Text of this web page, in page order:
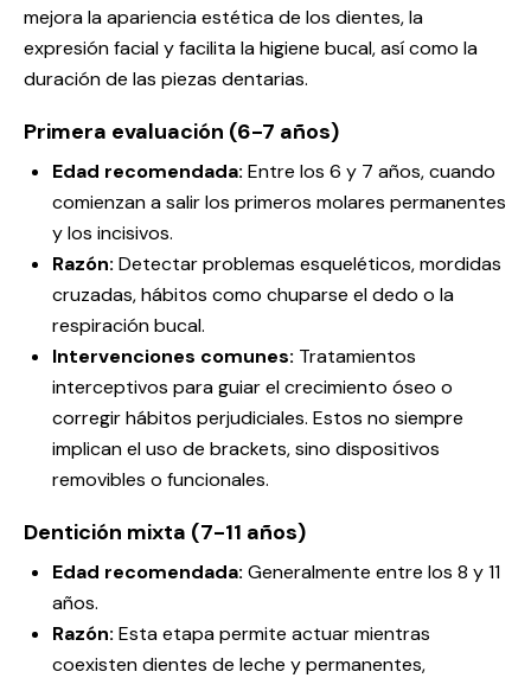
mejora la apariencia estética de los dientes, la
expresión facial y facilita la higiene bucal, así como la
duración de las piezas dentarias.
Primera evaluación (6-7 años)
Edad recomendada: Entre los 6 y 7 años, cuando
comienzan a salir los primeros molares permanentes
y los incisivos.
Razón: Detectar problemas esqueléticos, mordidas
cruzadas, hábitos como chuparse el dedo o la
respiración bucal.
Intervenciones comunes: Tratamientos
interceptivos para guiar el crecimiento óseo o
corregir hábitos perjudiciales. Estos no siempre
implican el uso de brackets, sino dispositivos
removibles o funcionales.
Dentición mixta (7-11 años)
Edad recomendada: Generalmente entre los 8 y 11
años.
Razón: Esta etapa permite actuar mientras
coexisten dientes de leche y permanentes,